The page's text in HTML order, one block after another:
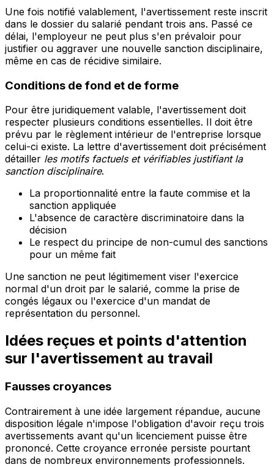
Une fois notifié valablement, l'avertissement reste inscrit
dans le dossier du salarié pendant trois ans. Passé ce
délai, l'employeur ne peut plus s'en prévaloir pour
justifier ou aggraver une nouvelle sanction disciplinaire,
même en cas de récidive similaire.
Conditions de fond et de forme
Pour être juridiquement valable, l'avertissement doit
respecter plusieurs conditions essentielles. Il doit être
prévu par le règlement intérieur de l'entreprise lorsque
celui-ci existe. La lettre d'avertissement doit précisément
détailler les motifs factuels et vérifiables justifiant la
sanction disciplinaire.
La proportionnalité entre la faute commise et la
sanction appliquée
L'absence de caractère discriminatoire dans la
décision
Le respect du principe de non-cumul des sanctions
pour un même fait
Une sanction ne peut légitimement viser l'exercice
normal d'un droit par le salarié, comme la prise de
congés légaux ou l'exercice d'un mandat de
représentation du personnel.
Idées reçues et points d'attention
sur l'avertissement au travail
Fausses croyances
Contrairement à une idée largement répandue, aucune
disposition légale n'impose l'obligation d'avoir reçu trois
avertissements avant qu'un licenciement puisse être
prononcé. Cette croyance erronée persiste pourtant
dans de nombreux environnements professionnels.